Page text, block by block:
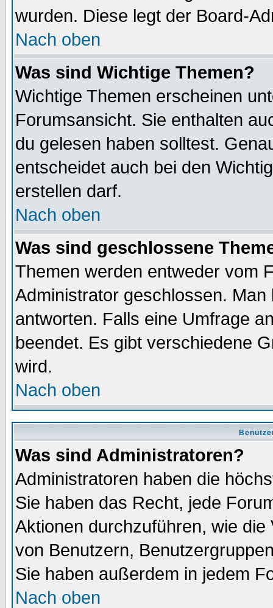
wurden. Diese legt der Board-
Nach oben
Was sind Wichtige Themen?
Wichtige Themen erscheinen
Forumsansicht. Sie enthalten
du gelesen haben solltest.
entscheidet auch bei den
erstellen darf.
Nach oben
Was sind geschlossene
Themen werden entweder vom
Administrator geschlossen.
antworten. Falls eine Umfrage
beendet. Es gibt verschiedene
wird.
Nach oben
Was sind Administratoren?
Administratoren haben die
Sie haben das Recht, jede
Aktionen durchzuführen, wie
von Benutzern,
Sie haben außerdem in jedem
Nach oben